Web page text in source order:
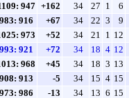
947 +162 34 27 1
6
983: 916 +67 34 22 3
9
973 +52 34 21 1 12
993: 921 +72 34 18 4 12
968 +45 34 18 3 13
908: 913 -5 34 15 4 15
973: 986 -13 34 13 6 15